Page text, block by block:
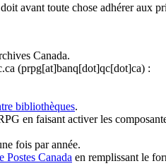
avant toute chose adhérer aux
Canada.
(prpg[at]banq[dot]qc[dot]ca) :
bibliothèques.
en faisant activer les
fois par année.
Postes Canada en remplissant le